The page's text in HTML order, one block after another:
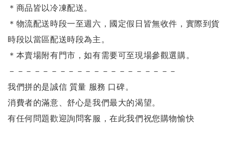
＊商品皆以冷凍配送。
＊物流配送時段一至週六，國定假日皆無收件，實際到貨
時段以當區配送時段為主。
＊本賣場附有門市，如有需要可至現場參觀選購。
－－－－－－－－－－－－－－－－－－－－
我們拼的是誠信 質量 服務 口碑。
消費者的滿意、舒心是我們最大的渴望。
有任何問題歡迎詢問客服，在此我們祝您購物愉快